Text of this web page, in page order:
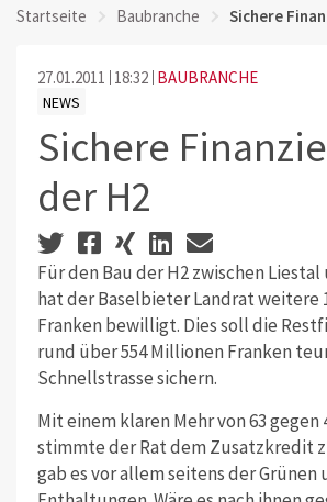
Startseite Baubranche Sichere
27.01.2011 18:32 BAUBRANCHE
NEWS
Sichere
der H2
Für den Bau der H2 zwischen
hat der Baselbieter Landrat weitere
Franken bewilligt. Dies soll die
rund über 554 Millionen Franken
Schnellstrasse sichern.
Mit einem klaren Mehr von 63 gegen
stimmte der Rat dem Zusatzkredit
gab es vor allem seitens der Grünen